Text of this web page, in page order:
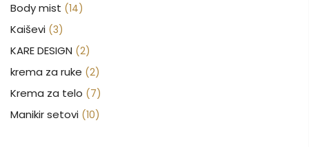
Body mist (14)
Kaiševi (3)
KARE DESIGN (2)
krema za ruke (2)
Krema za telo (7)
Manikir setovi (10)